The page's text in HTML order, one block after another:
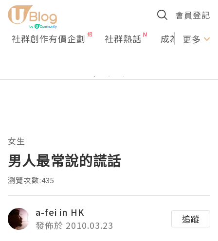
會員登記
社群創作有價企劃 社群熱話 成為U更多
女生
男人最常說的謊話
瀏覽次數:435
a-fei in HK
發佈於 2010.03.23
追蹤